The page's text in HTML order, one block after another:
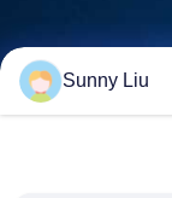
Zoek
Sunny Liu